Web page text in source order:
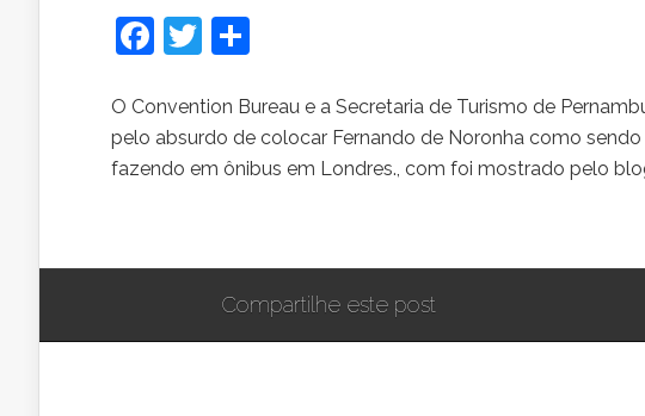
Facebook
Twitter
O Convention Bureau e a Secretaria de Turismo de
pelo absurdo de colocar Fernando de Noronha como
fazendo em ônibus em Londres., com foi mostrado pelo
Compartilhe este post